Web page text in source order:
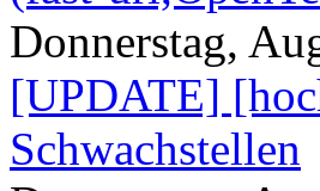
Donnerstag,
[UPDATE]
Schwachstellen